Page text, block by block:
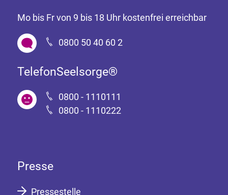
Mo bis Fr von 9 bis 18 Uhr kostenfrei erreichbar
0800 50 40 60 2
TelefonSeelsorge®
0800 - 1110111
0800 - 1110222
Presse
Pressestelle